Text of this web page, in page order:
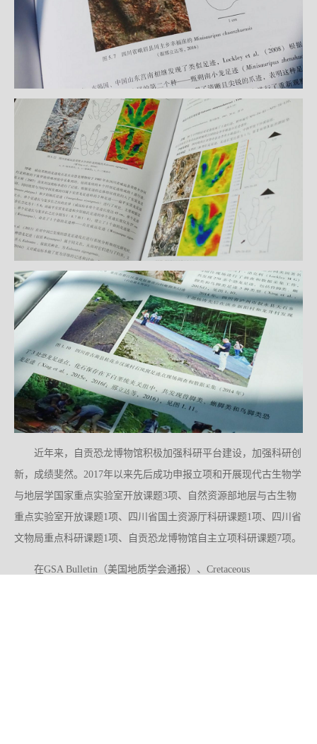
近年来，自贡恐龙博物馆积极加强科研平台建设，加强科研创
新，成绩斐然。2017年以来先后成功申报立项和开展现代古生物学
与地层学国家重点实验室开放课题3项、自然资源部地层与古生物
重点实验室开放课题1项、四川省国土资源厅科研课题1项、四川省
文物局重点科研课题1项、自贡恐龙博物馆自主立项科研课题7项。
在GSA Bulletin（美国地质学会通报）、Cretaceous